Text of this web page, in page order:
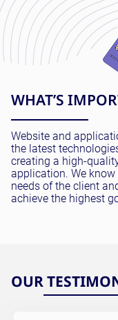
WHAT’S
Website and
the latest
creating a high-
application. We
needs of the client
achieve the highest
OUR